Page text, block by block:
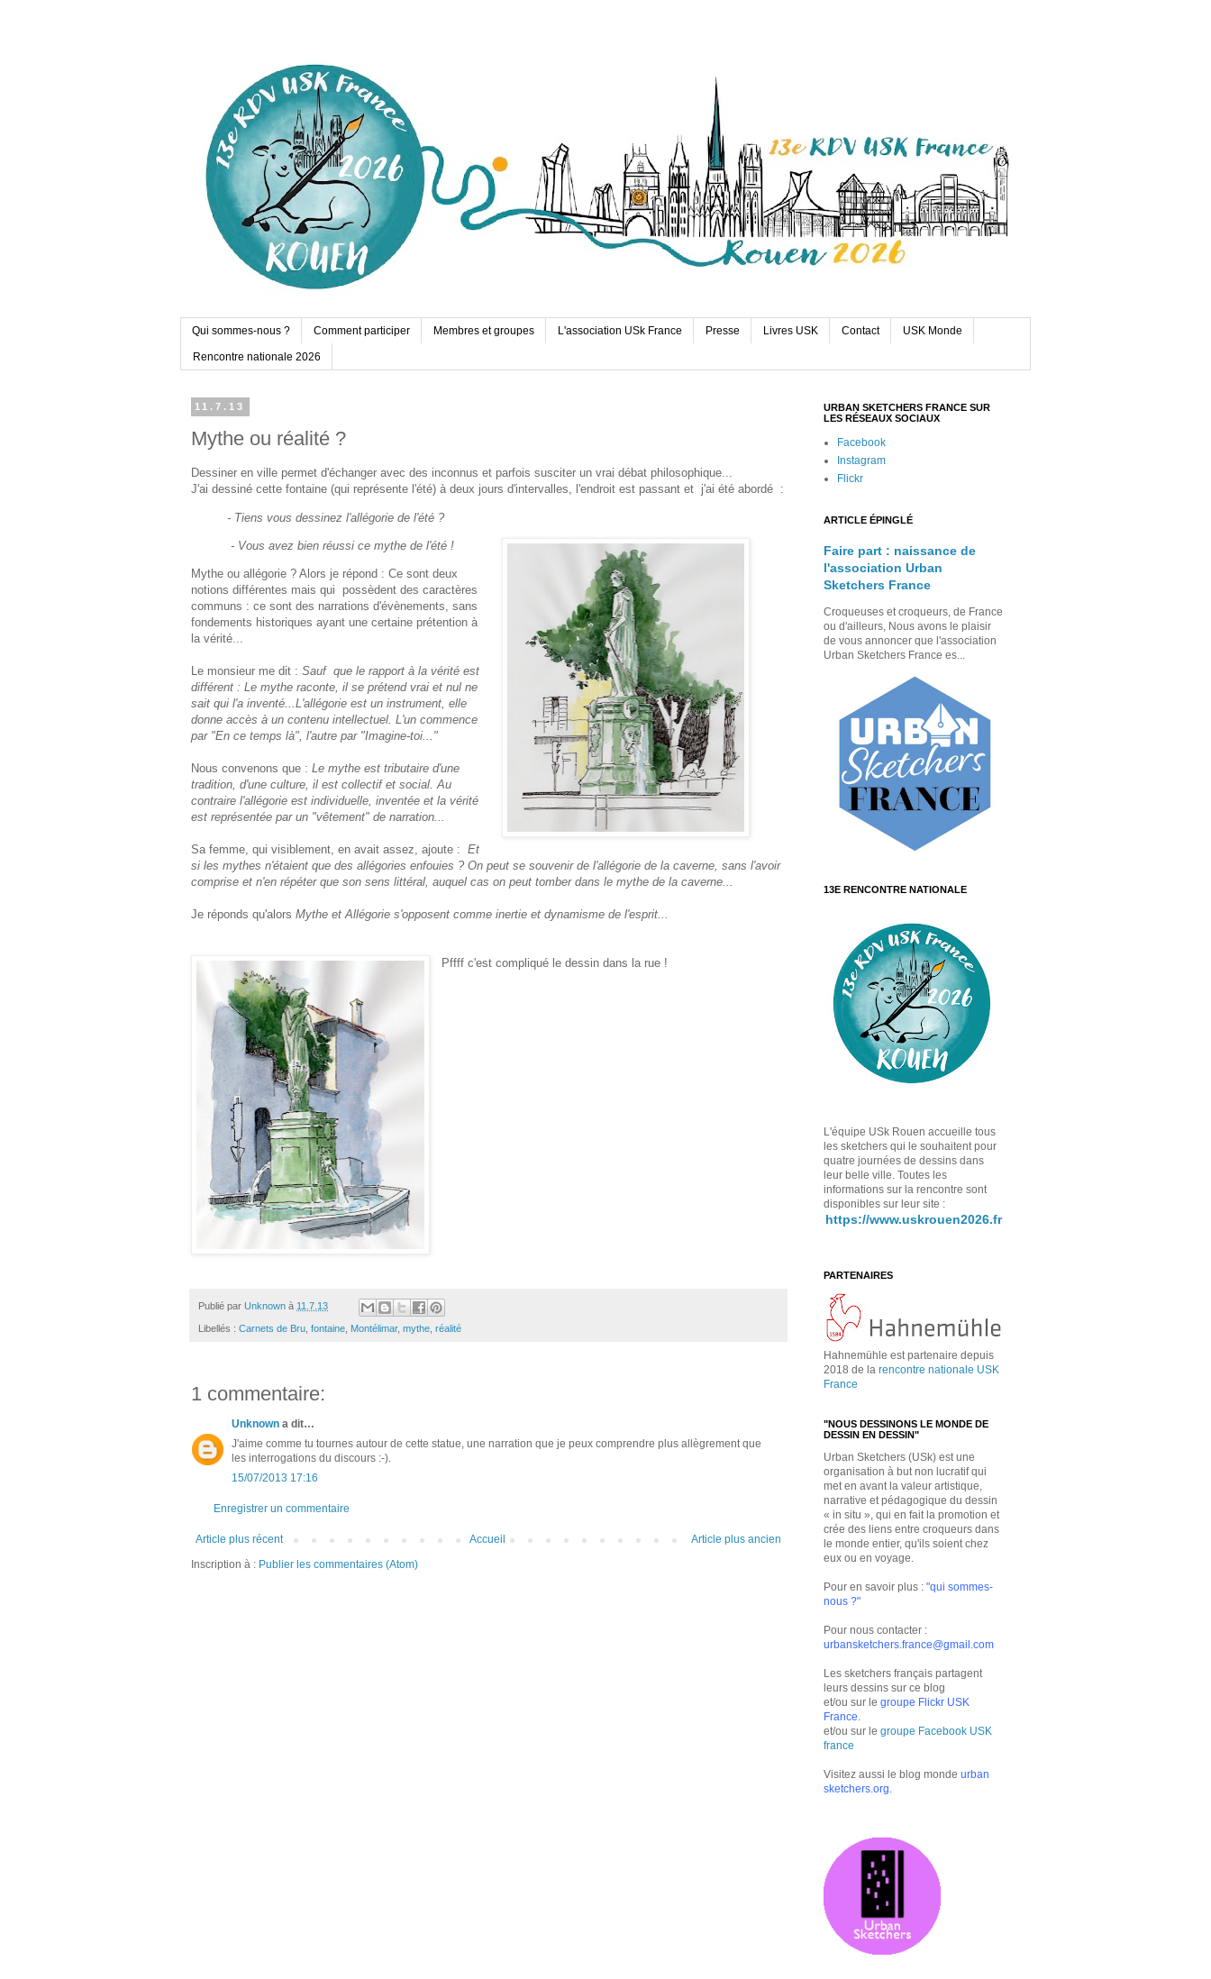
Qui sommes-nous ? Comment participer Membres et groupes L'association USk France Presse Livres USK Contact USK Monde
Rencontre nationale 2026
11.7.13
Mythe ou réalité ?
Dessiner en ville permet d'échanger avec des inconnus et parfois susciter un vrai débat philosophique...
J'ai dessiné cette fontaine (qui représente l'été) à deux jours d'intervalles, l'endroit est passant et j'ai été abordé :
- Tiens vous dessinez l'allégorie de l'été ?
- Vous avez bien réussi ce mythe de l'été !
Mythe ou allégorie ? Alors je répond : Ce sont deux
notions différentes mais qui possèdent des caractères
communs : ce sont des narrations d'évènements, sans
fondements historiques ayant une certaine prétention à
la vérité...
Le monsieur me dit : Sauf que le rapport à la vérité est
différent : Le mythe raconte, il se prétend vrai et nul ne
sait qui l'a inventé...L'allégorie est un instrument, elle
donne accès à un contenu intellectuel. L'un commence
par "En ce temps là", l'autre par "Imagine-toi..."
Nous convenons que : Le mythe est tributaire d'une
tradition, d'une culture, il est collectif et social. Au
contraire l'allégorie est individuelle, inventée et la vérité
est représentée par un "vêtement" de narration...
Sa femme, qui visiblement, en avait assez, ajoute : Et
si les mythes n'étaient que des allégories enfouies ? On peut se souvenir de l'allégorie de la caverne, sans l'avoir
comprise et n'en répéter que son sens littéral, auquel cas on peut tomber dans le mythe de la caverne...
Je réponds qu'alors Mythe et Allégorie s'opposent comme inertie et dynamisme de l'esprit...
Pffff c'est compliqué le dessin dans la rue !
Publié par Unknown à 11.7.13
Libellés : Carnets de Bru fontaine Montélimar, mythe réalité
1 commentaire:
Unknown a dit…
J'aime comme tu tournes autour de cette statue, une narration que je peux comprendre plus allègrement que
les interrogations du discours :-).
15/07/2013 17:16
Enregistrer un commentaire
Article plus récent Article plus ancien
Accueil
Inscription à : Publier les commentaires (Atom)
URBAN SKETCHERS FRANCE SUR
LES RÉSEAUX SOCIAUX
Facebook
Instagram
Flickr
ARTICLE ÉPINGLÉ
Faire part : naissance de
l'association Urban
Sketchers France
Croqueuses et croqueurs, de France
ou d'ailleurs, Nous avons le plaisir
de vous annoncer que l'association
Urban Sketchers France es...
13E RENCONTRE NATIONALE
L'équipe USk Rouen accueille tous
les sketchers qui le souhaitent pour
quatre journées de dessins dans
leur belle ville. Toutes les
informations sur la rencontre sont
disponibles sur leur site :
https://www.uskrouen2026.fr
PARTENAIRES
Hahnemühle est partenaire depuis
2018 de la rencontre nationale USK
France
"NOUS DESSINONS LE MONDE DE
DESSIN EN DESSIN"
Urban Sketchers (USk) est une
organisation à but non lucratif qui
met en avant la valeur artistique,
narrative et pédagogique du dessin
« in situ », qui en fait la promotion et
crée des liens entre croqueurs dans
le monde entier, qu'ils soient chez
eux ou en voyage.
Pour en savoir plus : "qui sommes-
nous ?"
Pour nous contacter :
urbansketchers.france@gmail.com
Les sketchers français partagent
leurs dessins sur ce blog
et/ou sur le groupe Flickr USK
France
et/ou sur le groupe Facebook USK
france
Visitez aussi le blog monde urban
sketchers.org